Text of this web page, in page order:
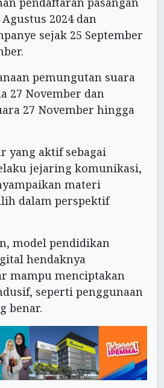
2024 dan
sejak 25 September
pemungutan suara
27 November dan
27 November hingga
yang aktif sebagai
jejaring komunikasi,
materi
dalam perspektif
model pendidikan
hendaknya
mampu menciptakan
seperti penggunaan
benar.